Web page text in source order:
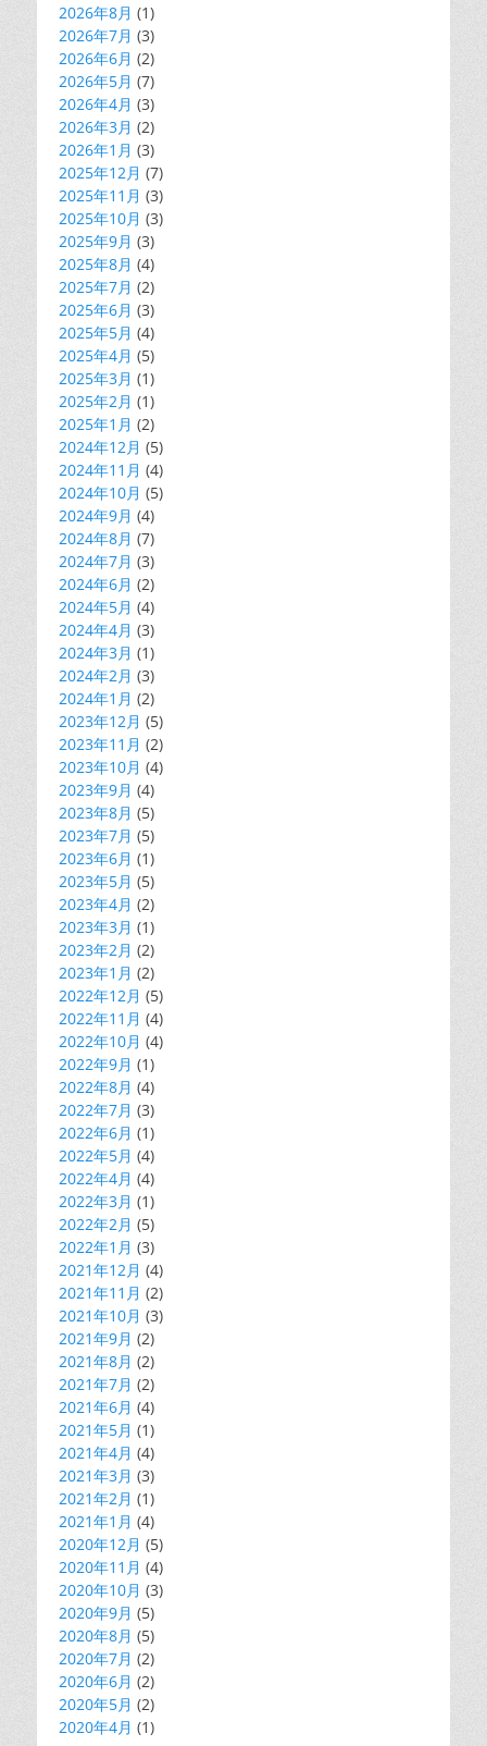
2026年8月 (1)
2026年7月 (3)
2026年6月 (2)
2026年5月 (7)
2026年4月 (3)
2026年3月 (2)
2026年1月 (3)
2025年12月 (7)
2025年11月 (3)
2025年10月 (3)
2025年9月 (3)
2025年8月 (4)
2025年7月 (2)
2025年6月 (3)
2025年5月 (4)
2025年4月 (5)
2025年3月 (1)
2025年2月 (1)
2025年1月 (2)
2024年12月 (5)
2024年11月 (4)
2024年10月 (5)
2024年9月 (4)
2024年8月 (7)
2024年7月 (3)
2024年6月 (2)
2024年5月 (4)
2024年4月 (3)
2024年3月 (1)
2024年2月 (3)
2024年1月 (2)
2023年12月 (5)
2023年11月 (2)
2023年10月 (4)
2023年9月 (4)
2023年8月 (5)
2023年7月 (5)
2023年6月 (1)
2023年5月 (5)
2023年4月 (2)
2023年3月 (1)
2023年2月 (2)
2023年1月 (2)
2022年12月 (5)
2022年11月 (4)
2022年10月 (4)
2022年9月 (1)
2022年8月 (4)
2022年7月 (3)
2022年6月 (1)
2022年5月 (4)
2022年4月 (4)
2022年3月 (1)
2022年2月 (5)
2022年1月 (3)
2021年12月 (4)
2021年11月 (2)
2021年10月 (3)
2021年9月 (2)
2021年8月 (2)
2021年7月 (2)
2021年6月 (4)
2021年5月 (1)
2021年4月 (4)
2021年3月 (3)
2021年2月 (1)
2021年1月 (4)
2020年12月 (5)
2020年11月 (4)
2020年10月 (3)
2020年9月 (5)
2020年8月 (5)
2020年7月 (2)
2020年6月 (2)
2020年5月 (2)
2020年4月 (1)